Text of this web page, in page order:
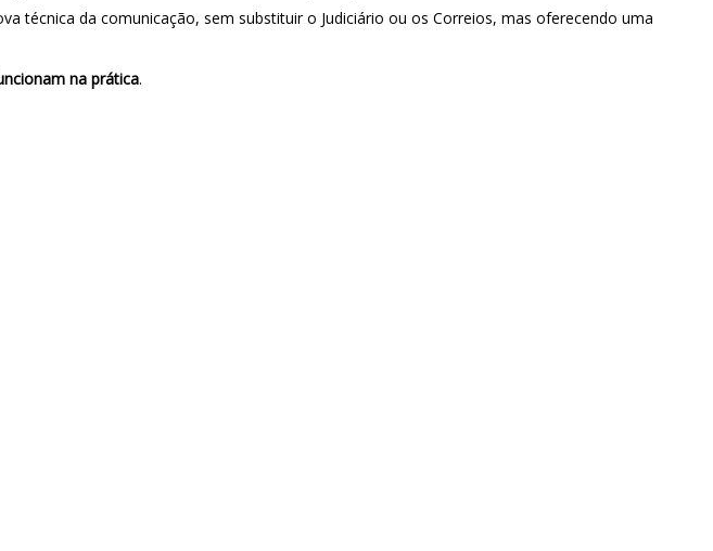
técnica da comunicação, sem substituir o Judiciário ou os Correios, mas oferecendo uma
na prática.